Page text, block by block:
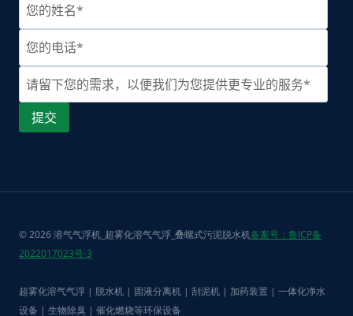
© 2026 溶气气浮机_超雾化溶气气浮_叠螺式污泥脱水机备案号：鲁ICP备
2022017023号-3
超雾化溶气气浮 | 脱水机 | 固液分离机 | 刮泥机 | 加药装置 | 一体化净水
设备 | 生物除臭 | 催化燃烧等环保设备